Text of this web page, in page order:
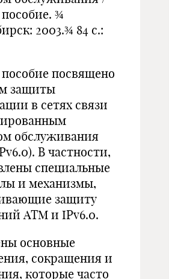
¾
2003.¾ 84 с.:
посвящено
защиты
в сетях связи
обслуживания
В частности,
специальные
и механизмы,
защиту
ATM и IPv6.0.
основные
сокращения и
которые часто